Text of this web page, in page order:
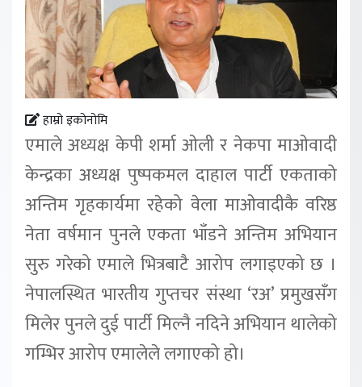
हाम्रो इकोनोमि
एमाले अध्यक्ष केपी शर्मा ओली र नेकपा माओवादी
केन्द्रका अध्यक्ष पुष्पकमल दाहाल पार्टी एकताको
अन्तिम गृहकार्यमा रहेको वेला माओवादीकै वरिष्ठ
नेता वर्षमान पुनले एकता भाँडने अन्तिम अभियान
सुरु गरेको एमाले भित्रबाटै आरोप लगाइएको छ ।
नेपालस्थित भारतीय गुप्तचर संस्था ‘रअ’ प्रमुखसँग
मिलेर पुनले दुई पार्टी मिल्नै नदिने अभियान थालेको
गम्भिर आरोप एमालेले लगाएको हो।